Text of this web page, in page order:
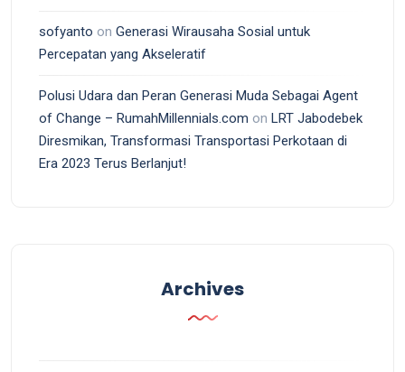
sofyanto on Generasi Wirausaha Sosial untuk
Percepatan yang Akseleratif
Polusi Udara dan Peran Generasi Muda Sebagai Agent
of Change – RumahMillennials.com on LRT Jabodebek
Diresmikan, Transformasi Transportasi Perkotaan di
Era 2023 Terus Berlanjut!
Archives